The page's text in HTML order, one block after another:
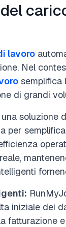
lavoro
Nel
semplifica
di grandi
soluzione
per
iniziale dei
fatturazione